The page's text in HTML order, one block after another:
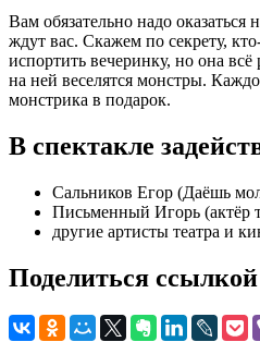
Вам обязательно надо
ждут вас. Скажем по секрету,
испортить вечеринку, но она
на ней веселятся монстры.
монстрика в подарок.
В спектакле
Сальников Егор (Даёшь
Письменный Игорь (актёр
другие артисты театра и
Поделиться ссылкой